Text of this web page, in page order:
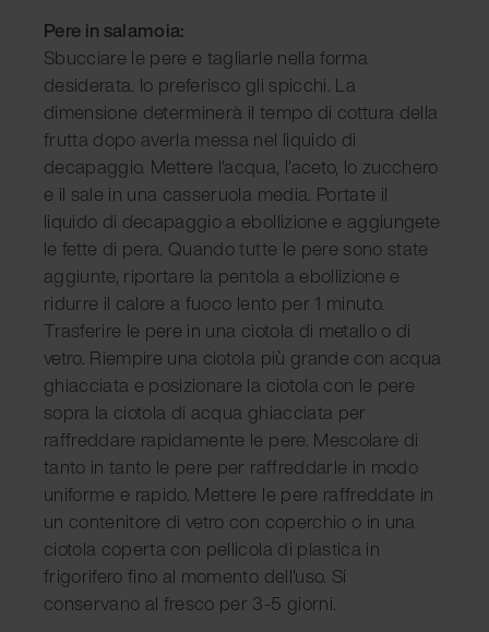
Pere in salamoia:
Sbucciare le pere e tagliarle nella forma
desiderata. Io preferisco gli spicchi. La
dimensione determinerà il tempo di cottura della
frutta dopo averla messa nel liquido di
decapaggio. Mettere l'acqua, l'aceto, lo zucchero
e il sale in una casseruola media. Portate il
liquido di decapaggio a ebollizione e aggiungete
le fette di pera. Quando tutte le pere sono state
aggiunte, riportare la pentola a ebollizione e
ridurre il calore a fuoco lento per 1 minuto.
Trasferire le pere in una ciotola di metallo o di
vetro. Riempire una ciotola più grande con acqua
ghiacciata e posizionare la ciotola con le pere
sopra la ciotola di acqua ghiacciata per
raffreddare rapidamente le pere. Mescolare di
tanto in tanto le pere per raffreddarle in modo
uniforme e rapido. Mettere le pere raffreddate in
un contenitore di vetro con coperchio o in una
ciotola coperta con pellicola di plastica in
frigorifero fino al momento dell'uso. Si
conservano al fresco per 3-5 giorni.